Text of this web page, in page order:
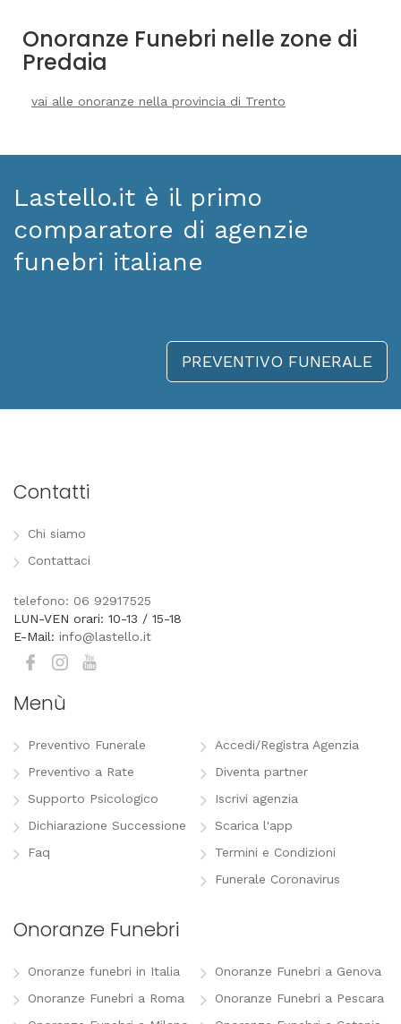
Onoranze Funebri nelle zone di
Predaia
vai alle onoranze nella provincia di Trento
Lastello.it è il primo
comparatore di agenzie
funebri italiane
PREVENTIVO FUNERALE
Contatti
Chi siamo
Contattaci
telefono: 06 92917525
LUN-VEN orari: 10-13 / 15-18
E-Mail: info@lastello.it
Menù
Preventivo Funerale
Preventivo a Rate
Supporto Psicologico
Dichiarazione Successione
Faq
Accedi/Registra Agenzia
Diventa partner
Iscrivi agenzia
Scarica l'app
Termini e Condizioni
Funerale Coronavirus
Onoranze Funebri
Onoranze funebri in Italia
Onoranze Funebri a Roma
Onoranze Funebri a Genova
Onoranze Funebri a Pescara